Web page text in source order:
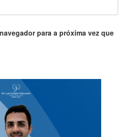
para a próxima vez que